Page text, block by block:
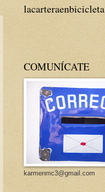
lacarteraenbicicleta
COMUNÍCATE
karmenmc3@gmail.com